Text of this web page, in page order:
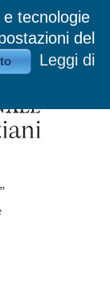
tecnologie
del
Leggi di